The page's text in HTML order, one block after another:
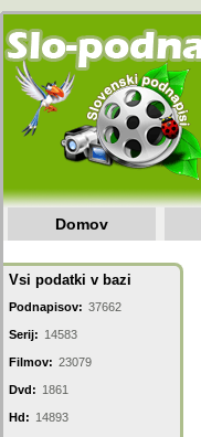
Domov
Vsi podatki v bazi
Podnapisov: 37662
Serij: 14583
Filmov: 23079
Dvd: 1861
Hd: 14893